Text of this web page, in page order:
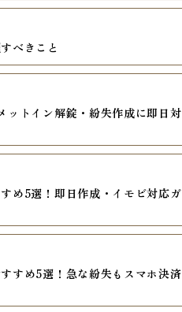
べきこと
ットイン解錠・紛失作成に即日対
め5選！即日作成・イモビ対応ガ
すめ5選！急な紛失もスマホ決済